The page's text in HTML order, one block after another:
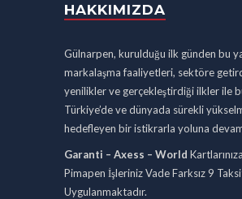
HAKKIMIZDA
Gülnarpen, kurulduğu ilk günden bu
markalaşma faaliyetleri, sektöre
yenilikler ve gerçekleştirdiği ilkler ile
Türkiye’de ve dünyada sürekli
hedefleyen bir istikrarla yoluna
Garanti – Axess – World
Pimapen İşleriniz Vade Farksız 9
Uygulanmaktadır.